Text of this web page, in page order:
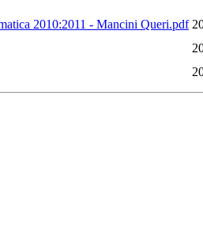
2010:2011 - Mancini Queri.pdf